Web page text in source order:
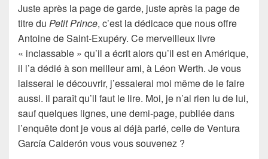
Juste après la page de garde, juste après la page de
titre du Petit Prince, c’est la dédicace que nous offre
Antoine de Saint-Exupéry. Ce merveilleux livre
« inclassable » qu’il a écrit alors qu’il est en Amérique,
il l’a dédié à son meilleur ami, à Léon Werth. Je vous
laisserai le découvrir, j’essaierai moi même de le faire
aussi. il paraît qu’il faut le lire. Moi, je n’ai rien lu de lui,
sauf quelques lignes, une demi-page, publiée dans
l’enquête dont je vous ai déjà parlé, celle de Ventura
García Calderón vous vous souvenez ?